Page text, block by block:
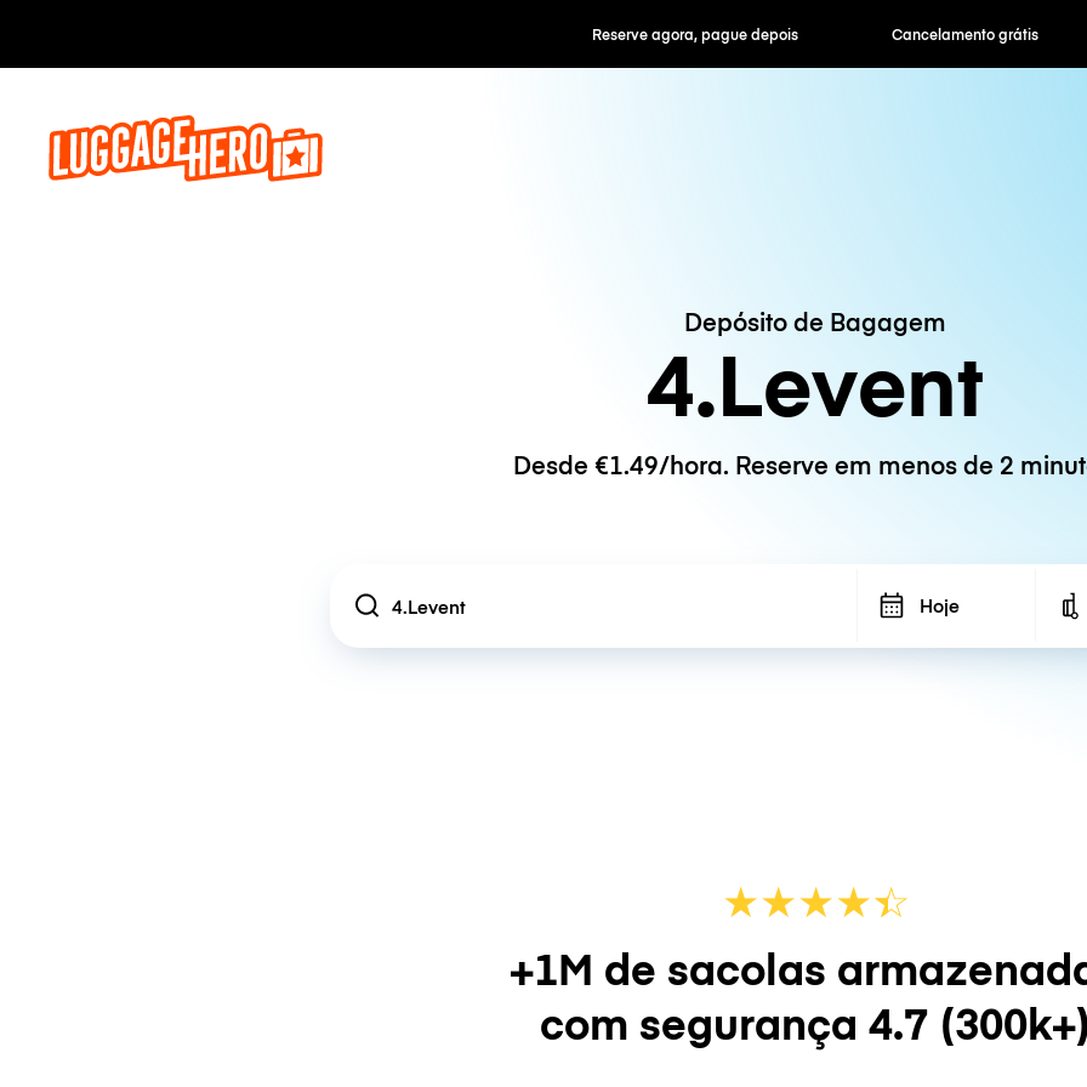
Reserve agora, pague depois Cancelamento grátis Tarifas
Depósito de Bagagem
4.Levent
Desde €1.49/hora. Reserve em menos de 2
Location Hoje
★★★★☆
★
+1M de sacolas
com segurança 4.7 (300k+)